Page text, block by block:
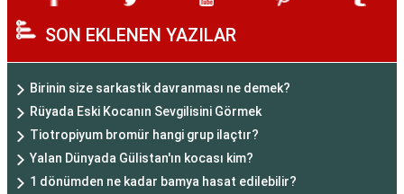
SON EKLENEN YAZILAR
Birinin size sarkastik davranması ne demek?
Rüyada Eski Kocanın Sevgilisini Görmek
Tiotropiyum bromür hangi grup ilaçtır?
Yalan Dünyada Gülistan'ın kocası kim?
1 dönümden ne kadar bamya hasat edilebilir?